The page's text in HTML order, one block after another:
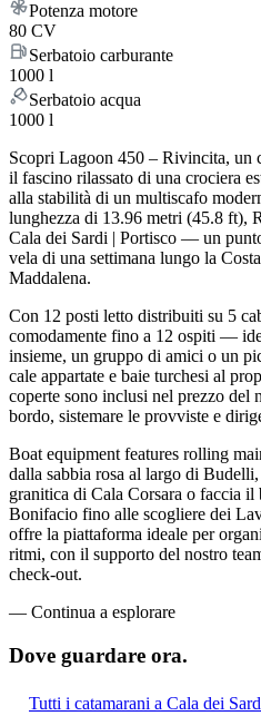
Potenza motore
80 CV
Serbatoio carburante
1000 l
Serbatoio acqua
1000 l
Scopri Lagoon 450 – Rivincita, un
il fascino rilassato di una crociera
alla stabilità di un multiscafo
lunghezza di 13.96 metri (45.8 ft),
Cala dei Sardi | Portisco — un
vela di una settimana lungo la
Maddalena.
Con 12 posti letto distribuiti su 5
comodamente fino a 12 ospiti —
insieme, un gruppo di amici o un
cale appartate e baie turchesi al
coperte sono inclusi nel prezzo del
bordo, sistemare le provviste e
Boat equipment features rolling
dalla sabbia rosa al largo di
granitica di Cala Corsara o faccia
Bonifacio fino alle scogliere dei
offre la piattaforma ideale per
ritmi, con il supporto del nostro
check-out.
— Continua a esplorare
Dove guardare ora.
Tutti i catamarani a Cala dei